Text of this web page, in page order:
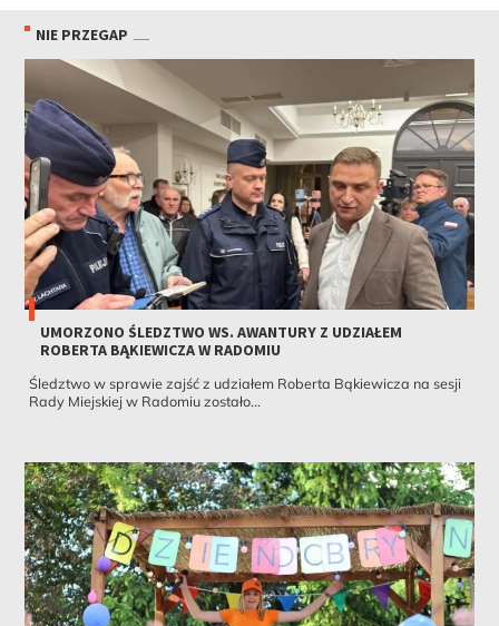
NIE PRZEGAP
UMORZONO ŚLEDZTWO WS. AWANTURY Z UDZIAŁEM
ROBERTA BĄKIEWICZA W RADOMIU
Śledztwo w sprawie zajść z udziałem Roberta Bąkiewicza na sesji
Rady Miejskiej w Radomiu zostało...